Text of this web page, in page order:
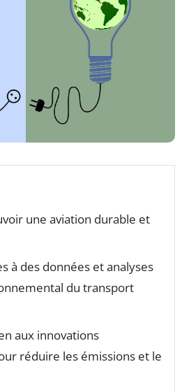
une aviation durable et
à des données et analyses
du transport
aux innovations
réduire les émissions et le